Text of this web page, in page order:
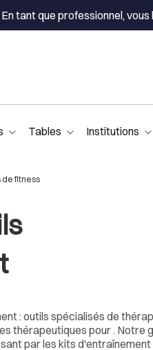
En tant que professionnel,
Tables Institutions
de fitness
: outils spécialisés de
thérapeutiques pour .
par les kits